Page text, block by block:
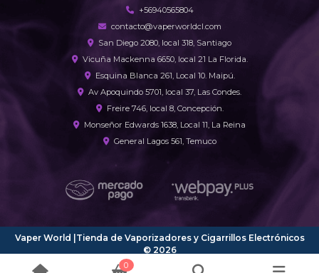
+56940565804
contacto@vaperworldcl.com
San Diego 2080, local 318, Santiago
Vicuña Mackenna 6650, local 21 La Florida.
Esquina Blanca 261, Local 10. Maipú.
Av Apoquindo 5701, local 37, Las Condes.
Freire 746, local 8, Concepción.
Monseñor Edwards 1638, Local 11, La Reina
General Lagos 561, Temuco
Vaper World |Tienda de Vaporizadores y Cigarrillos Electrónicos
© 2026
¿Te gusta mi tienda? Yo vendo con
0